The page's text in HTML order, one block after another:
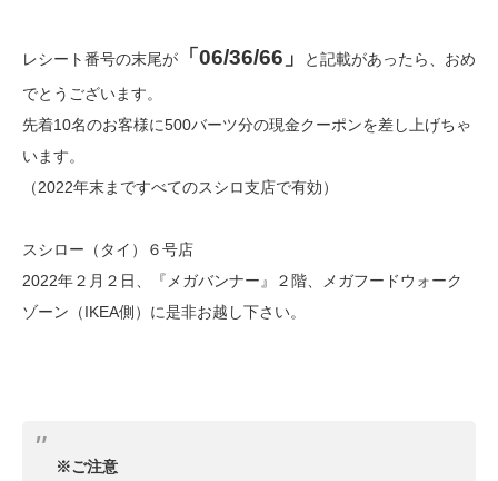
レシート番号の末尾が 「06/36/66」
と記載があったら、おめ
でとうございます。
先着10名のお客様に500バーツ分の現金クーポンを差し上げちゃ
います。
（2022年末まですべてのスシロ支店で有効）
スシロー（タイ）６号店
2022年２月２日、『メガバンナー』２階、メガフードウォーク
ゾーン（IKEA側）に是非お越し下さい。
※ご注意